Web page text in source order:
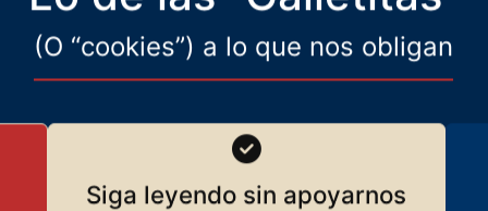
(O “cookies”) a lo que nos obligan
Siga leyendo sin apoyarnos